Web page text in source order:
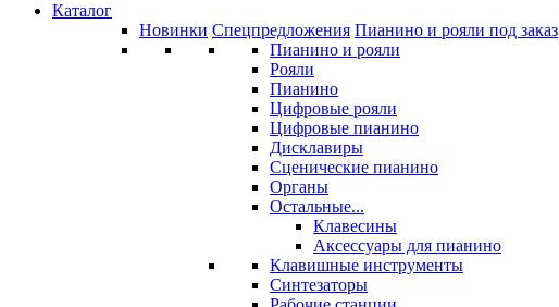
Каталог
Новинки Спецпредложения Пианино и рояли под заказ
Пианино и рояли
Рояли
Пианино
Цифровые рояли
Цифровые пианино
Дисклавиры
Сценические пианино
Органы
Остальные...
Клавесины
Аксессуары для пианино
Клавишные инструменты
Синтезаторы